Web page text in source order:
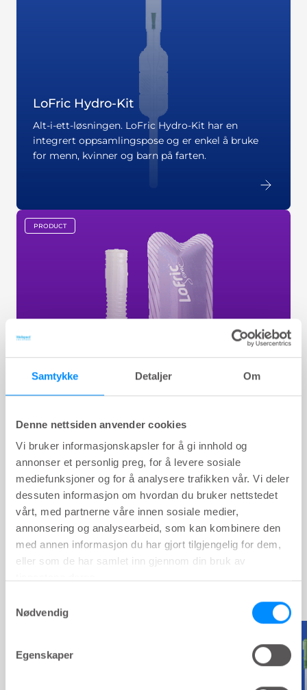
Samtykke Detaljer Om
Denne nettsiden anvender cookies
Vi bruker informasjonskapsler for å gi innhold og
annonser et personlig preg, for å levere sosiale
mediefunksjoner og for å analysere trafikken vår. Vi deler
dessuten informasjon om hvordan du bruker nettstedet
vårt, med partnerne våre innen sosiale medier,
annonsering og analysearbeid, som kan kombinere den
med annen informasjon du har gjort tilgjengelig for dem,
eller som de har samlet inn gjennom din bruk av
Nødvendig
Egenskaper
LoFric Hydro-Kit
Alt-i-ett-løsningen. LoFric Hydro-Kit har en
integrert oppsamlingspose og er enkel å bruke
for menn, kvinner og barn på farten.
LoFric Sense
key:global.content-type:
PRODUCT
Skreddersydd for kvinners behov. LoFric Sense er
liten og diskret, men likevel lang nok til
fullstendig tømming av blæren.